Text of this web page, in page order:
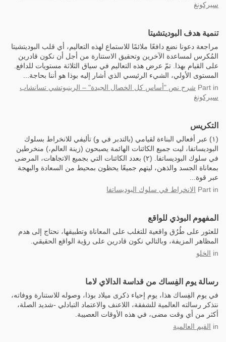
سيركونغ
تنمية هدف البوديتشيتا
مراجعة دعونا نضع دافعًا ملائمًا للاستماع لهذه التعاليم، أي قلب البوديتشيتا
المُكرس لمساعدة الآخرين وتحقيق الاستنارة من أجل أن نكون قادرين
على القيام بهذا. تمّ عرض هذه التعاليم في سياق الثلاثة مستويات للدافع.
المستوى الأولي، الشيء الرئيسي الذي أشار إليه بوذا هو أننا بحاجة...
Part in
شرح نص "أساس كل الخصال الجيدة" – الرينبوتشي تسانشاب
سيركونغ
التكريس
(١) عبر أفعالي البناءة لقيامي (بالتدبر في و) تأليفي للانخراط بسلوك
البوديساتفا، ليت جميع الكائنات الهائمة يصبحون (زينة العالم،) منخرطين
في سلوك البوديساتفا. (٢) بعدد الكائنات التي بجميع الاتجاهات، المرضى
بمعاناة الجسد والذهن، ليتهم جميعًا يحظون بمحيط من السعادة والبهجة
عبر قوة...
Part in الانخراط في سلوك البوديساتفا
المفهوم البوذي للواقع
للعثور على طُرُق واقعية للتغلب على المعاناة وتطبيقها، نحتاج إلى هدم
المظاهر المزيفة، وبالتالي نكون قادرين على رؤية الواقع الحقيقي.
in الخلو
رسالة يوم الفِساك من قداسة الدالاي لاما
في يوم الفِساك هذا، يوم إحياء ذكرى ميلاد بوذا، وصوله للاستنارة ووفاته،
نتذكر رسالته العالمية للشفقة، اللاعنف والاعتماد التبادلي -شديد الصلة،
أكثر من أي وقت مضى، في هذه الأوقات العصيبة.
in القيم العالمية